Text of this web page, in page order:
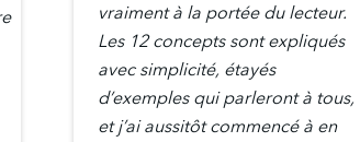
vraiment à la portée du lecteur.
Les 12 concepts sont expliqués
avec simplicité, étayés
d’exemples qui parleront à tous,
et j’ai aussitôt commencé à en